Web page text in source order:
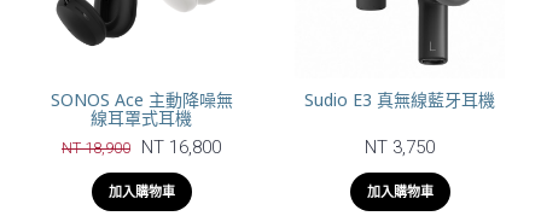
SONOS Ace 主動降噪無
線耳罩式耳機
NT 18,900 NT 16,800
加入購物車
Sudio E3 真無線藍牙耳機
NT 3,750
加入購物車